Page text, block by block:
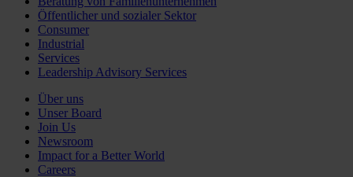
Öffentlicher und sozialer Sektor
Consumer
Industrial
Services
Leadership Advisory Services
Über uns
Unser Board
Join Us
Newsroom
Impact for a Better World
Careers